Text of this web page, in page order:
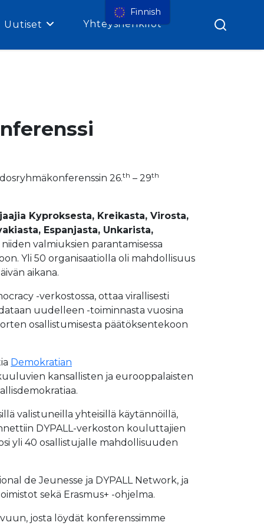
Uutiset Yhteyshenkilöt
26.th – 29th
Kyproksesta, Kreikasta, Virosta,
Espanjasta, Unkarista,
valmiuksien parantamisessa
Yli 50 organisaatiolla oli mahdollisuus
aikana.
-verkostossa, ottaa virallisesti
uudelleen -toiminnasta vuosina
osallistumisesta päätöksentekoon
Demokratian
kansallisten ja eurooppalaisten
valistuneilla yhteisillä käytännöillä,
DYPALL-verkoston kouluttajien
yli 40 osallistujalle mahdollisuuden
de Jeunesse ja DYPALL Network, ja
sekä Erasmus+ -ohjelma.
josta löydät konferenssimme
Finnish